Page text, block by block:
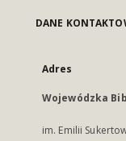
DANE
Adres
Wojewódzka
im. Emilii